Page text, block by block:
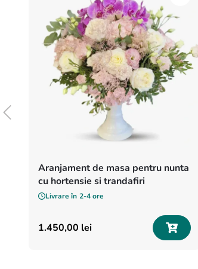
Aranjament de masa pentru nunta
cu hortensie si trandafiri
Livrare în 2-4 ore
1.450,00 lei